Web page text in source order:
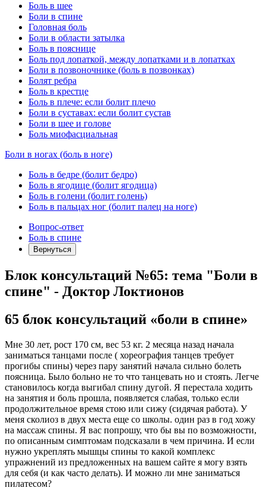
Боль в шее
Боли в спине
Головная боль
Боли в области затылка
Боль в пояснице
Боль под лопаткой, между лопатками и в лопатках
Боли в позвоночнике (боль в позвонках)
Болят ребра
Боль в крестце
Боль в плече: если болит плечо
Боли в суставах: если болит сустав
Боли в шее и голове
Боль миофасциальная
Боли в ногах (боль в ноге)
Боль в бедре (болит бедро)
Боль в ягодице (болит ягодица)
Боль в голени (болит голень)
Боль в пальцах ног (болит палец на ноге)
Вопрос-ответ
Боль в спине
Вернуться
Блок консультаций №65: тема "Боли в
спине" - Доктор Локтионов
65 блок консультаций «боли в спине»
Мне 30 лет, рост 170 см, вес 53 кг. 2 месяца назад начала
заниматься танцами после ( хореография танцев требует
прогибы спины) через пару занятий начала сильно болеть
поясница. Было больно не то что танцевать но и стоять. Легче
становилось когда выгибал спину дугой. Я перестала ходить
на занятия и боль прошла, появляется слабая, только если
продолжительное время стою или сижу (сидячая работа). У
меня сколиоз в двух места еще со школы. один раз в год хожу
на массаж спины. Я вас попрошу, что бы вы по возможности,
по описанным симптомам подсказали в чем причина. И если
нужно укреплять мышцы спины то какой комплекс
упражнений из предложенных на вашем сайте я могу взять
для себя (и как часто делать). И можно ли мне заниматься
пилатесом?